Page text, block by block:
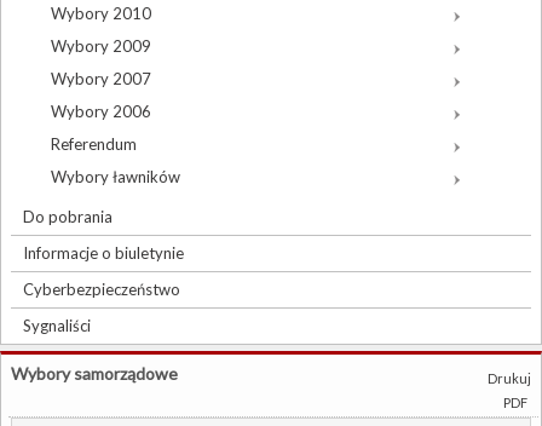
Wybory 2010
Wybory 2009
Wybory 2007
Wybory 2006
Referendum
Wybory ławników
Do pobrania
Informacje o biuletynie
Cyberbezpieczeństwo
Sygnaliści
Drukuj
PDF
Wybory samorządowe